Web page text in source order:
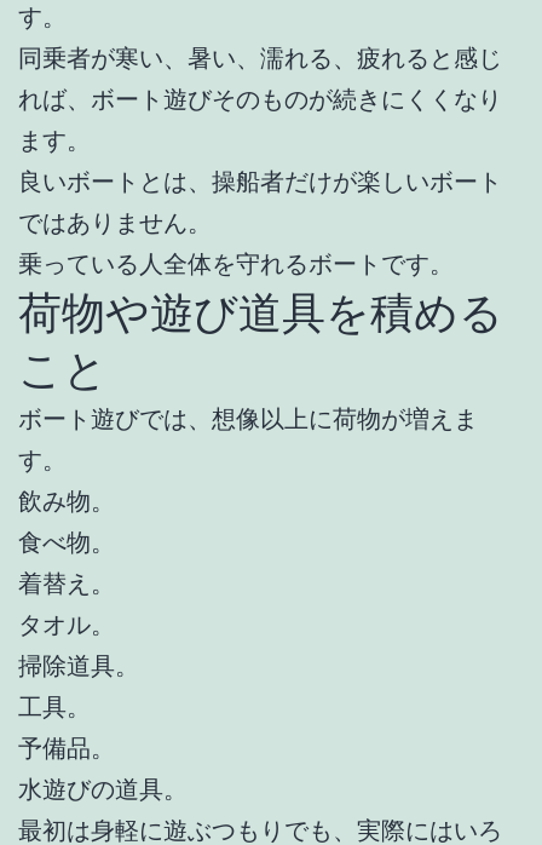
す。
同乗者が寒い、暑い、濡れる、疲れると感じ
れば、ボート遊びそのものが続きにくくなり
ます。
良いボートとは、操船者だけが楽しいボート
ではありません。
乗っている人全体を守れるボートです。
荷物や遊び道具を積める
こと
ボート遊びでは、想像以上に荷物が増えま
す。
飲み物。
食べ物。
着替え。
タオル。
掃除道具。
工具。
予備品。
水遊びの道具。
最初は身軽に遊ぶつもりでも、実際にはいろ